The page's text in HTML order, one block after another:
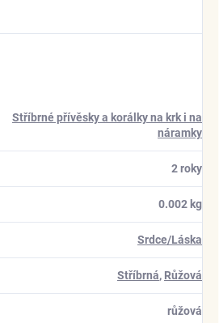
Stříbrné přívěsky a korálky na krk i na
náramky
2 roky
0.002 kg
Srdce/Láska
Stříbrná, Růžová
růžová